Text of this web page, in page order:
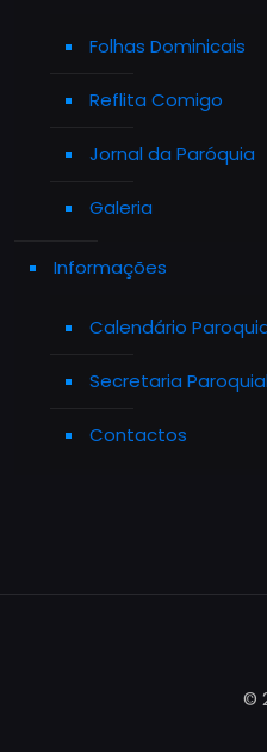
Folhas Dominicais
Reflita Comigo
Jornal da Paróquia
Galeria
Informações
Calendário
Secretaria Paroquial
Contactos
©